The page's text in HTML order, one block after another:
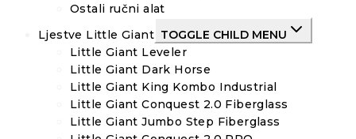
Ostali ručni alat
Ljestve Little Giant TOGGLE CHILD MENU
Little Giant Leveler
Little Giant Dark Horse
Little Giant King Kombo Industrial
Little Giant Conquest 2.0 Fiberglass
Little Giant Jumbo Step Fiberglass